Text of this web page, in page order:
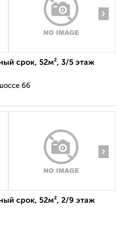
›
срок, 52м², 3/5 этаж
66
›
срок, 52м², 2/9 этаж